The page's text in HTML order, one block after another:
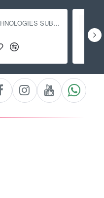
DB TECHNOLOGIES SUB 618